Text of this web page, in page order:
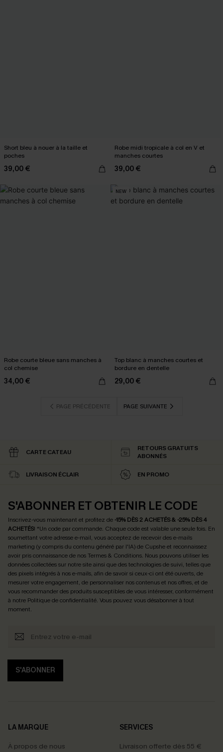
Short bleu à nouer à la taille et
poches
39,00 €
Robe midi tropicale à col en V et
manches courtes
39,00 €
Robe courte bleue sans manches à
col chemise
34,00 €
NEW
Top blanc à manches courtes et
bordure en dentelle
29,00 €
PAGE PRÉCÉDENTE PAGE SUIVANTE
CARTE CATEAU
RETOURS GRATUITS
ABONNÉS
LIVRAISON ÉCLAIR EN PROMO
S'ABONNER ET OBTENIR LE CODE
Inscrivez-vous maintenant et profitez de -15% DÈS 2 ACHETÉS & -25% DÈS 4
ACHETÉS! *Un code par commande. Chaque code est valable une seule fois. En
soumettant votre adresse e-mail, vous acceptez de recevoir des e-mails
marketing (y compris du contenu généré par l'IA) de Cupshe et reconnaissez
avoir pris connaissance de nosTermes & Conditions. Nous pouvons utiliser les
données collectées sur notre site ainsi que des technologies de suivi, telles que
des pixels intégrés à nos e-mails, afin de savoir si ceux-ci ont été ouverts, de
mesurer votre engagement, de personnaliser nos contenus et nos offres, et de
vous recommander des produits susceptibles de vous intéresser, conformément
à notre Politique de confidentialité. Vous pouvez vous désabonner à tout
moment.
S'ABONNER
LA MARQUE
À propos de nous
SERVICES
Livraison offerte dès 55 €